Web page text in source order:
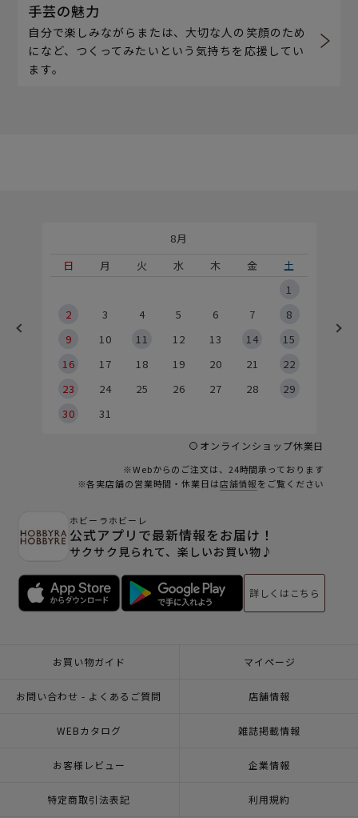
手芸の魅力
自分で楽しみながらまたは、大切な人の笑顔のため
になど、つくってみたいという気持ちを応援してい
ます。
8月
日
月 火 水 木 金
土
1
2
3 4 5 6 7
8
9
10 11 12 13 14
15
16
17 18 19 20 21
22
23
24 25 26 27 28
29
30
31
オンラインショップ休業日
※Webからのご注文は、24時間承っております
※各実店舗の営業時間・休業日は店舗情報をご覧ください
ホビーラホビーレ
公式アプリで最新情報をお届け！
サクサク見られて、楽しいお買い物♪
詳しくはこちら
お買い物ガイド マイページ
お問い合わせ - よくあるご質問 店舗情報
WEBカタログ 雑誌掲載情報
お客様レビュー 企業情報
特定商取引法表記 利用規約